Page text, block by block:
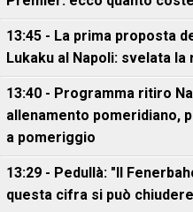
13:45 - La prima proposta
Lukaku al Napoli: svelata
13:40 - Programma ritiro
allenamento pomeridiano,
a pomeriggio
13:29 - Pedullà: "Il
questa cifra si può